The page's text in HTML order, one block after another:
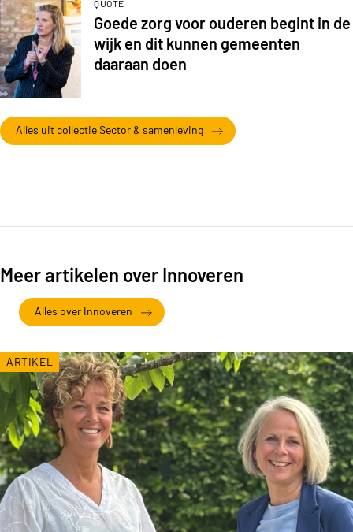
QUOTE
Goede zorg voor ouderen begint in de
wijk en dit kunnen gemeenten
daaraan doen
Alles uit collectie Sector & samenleving
Meer artikelen over Innoveren
Alles over Innoveren
ARTIKEL